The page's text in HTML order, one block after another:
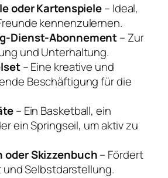
oder Kartenspiele– Ideal,
kennenzulernen.
Dienst-Abonnement– ​​Zur
und Unterhaltung.
– Eine kreative und
Beschäftigung für die
– Ein Basketball, ein
ein Springseil, um aktiv zu
oder Skizzenbuch– Fördert
und Selbstdarstellung.